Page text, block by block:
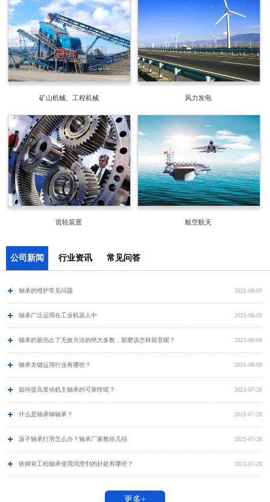
矿山机械、工程机械 风力发电
齿轮装置 航空航天
公司新闻 行业资讯 常见问答
2021-08-09
轴承的维护常见问题
2021-08-09
​轴承广泛运用在工业机器人中
2021-08-09
轴承的损伤占了无效方法的绝大多数，那麼该怎样留意呢？
2021-08-09
轴承关键运用行业有哪些？
2021-07-28
如何提高发动机主轴承的可靠性呢？
2021-07-28
什么是轴承钢轴承？
2021-07-28
滚子轴承打滑怎么办？轴承厂家教你几招
2021-07-28
铁姆肯工程轴承使用润滑剂的好处有哪些？
更多+